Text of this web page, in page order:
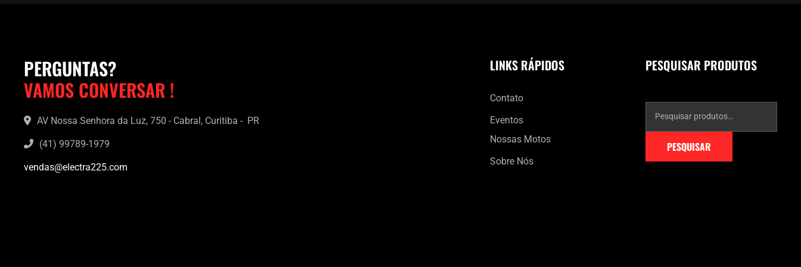
PERGUNTAS?
VAMOS CONVERSAR !
AV Nossa Senhora da Luz, 750 - Cabral, Curitiba - PR
(41) 99789-1979
vendas@electra225.com
LINKS RÁPIDOS
Contato
Eventos
Nossas Motos
Sobre Nós
PESQUISAR PRODUTOS
PESQUISAR